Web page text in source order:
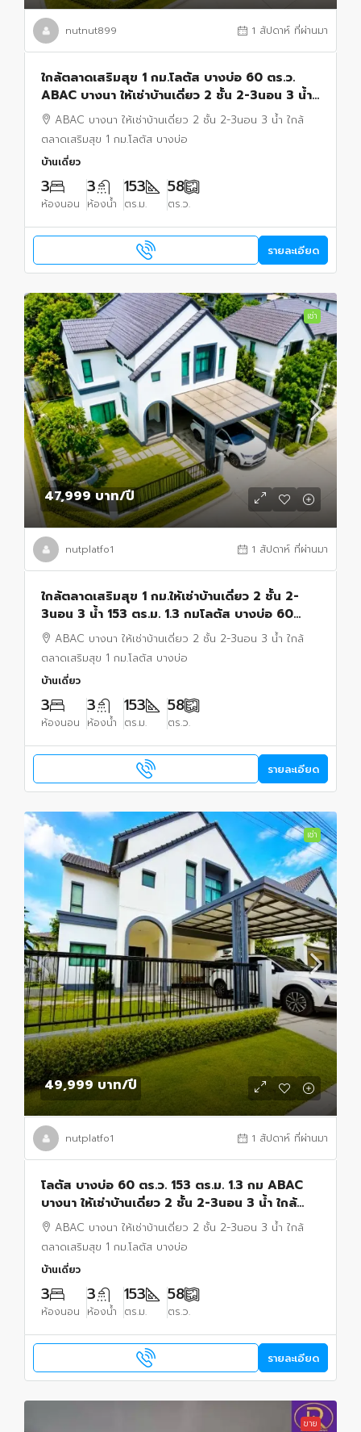
nutnut899 1 สัปดาห์ ที่ผ่านมา
ใกล้ตลาดเสริมสุข 1 กม.โลตัส บางบ่อ 60 ตร.ว.
ABAC บางนา ให้เช่าบ้านเดี่ยว 2 ชั้น 2-3นอน 3 น้ำ
153 ตร.ม. 1.3 กม
ABAC บางนา ให้เช่าบ้านเดี่ยว 2 ชั้น 2-3นอน 3 น้ำ ใกล้
ตลาดเสริมสุข 1 กม.โลตัส บางบ่อ
บ้านเดี่ยว
3
ห้องนอน
3
ห้องน้ำ
153
ตร.ม.
58
ตร.ว.
รายละเอียด
เช่า
47,999 บาท/ปี
nutplatfo1 1 สัปดาห์ ที่ผ่านมา
ใกล้ตลาดเสริมสุข 1 กม.ให้เช่าบ้านเดี่ยว 2 ชั้น 2-
3นอน 3 น้ำ 153 ตร.ม. 1.3 กมโลตัส บางบ่อ 60
ตร.ว. ABAC บางนา
ABAC บางนา ให้เช่าบ้านเดี่ยว 2 ชั้น 2-3นอน 3 น้ำ ใกล้
ตลาดเสริมสุข 1 กม.โลตัส บางบ่อ
บ้านเดี่ยว
3
ห้องนอน
3
ห้องน้ำ
153
ตร.ม.
58
ตร.ว.
รายละเอียด
เช่า
49,999 บาท/ปี
nutplatfo1 1 สัปดาห์ ที่ผ่านมา
โลตัส บางบ่อ 60 ตร.ว. 153 ตร.ม. 1.3 กม ABAC
บางนา ให้เช่าบ้านเดี่ยว 2 ชั้น 2-3นอน 3 น้ำ ใกล้
ตลาดเสริมสุข 1 กม.
ABAC บางนา ให้เช่าบ้านเดี่ยว 2 ชั้น 2-3นอน 3 น้ำ ใกล้
ตลาดเสริมสุข 1 กม.โลตัส บางบ่อ
บ้านเดี่ยว
3
ห้องนอน
3
ห้องน้ำ
153
ตร.ม.
58
ตร.ว.
รายละเอียด
ขาย